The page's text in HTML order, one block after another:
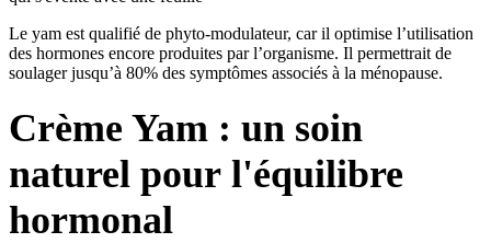
Le yam est qualifié de phyto-modulateur, car il optimise l’utilisation
des hormones encore produites par l’organisme. Il permettrait de
soulager jusqu’à 80% des symptômes associés à la ménopause.
Crème Yam : un soin
naturel pour l'équilibre
hormonal